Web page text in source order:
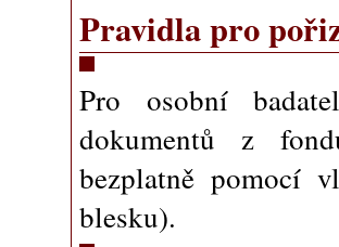
Pravidla pro
Pro osobní
dokumentů z
bezplatně pomocí
blesku).